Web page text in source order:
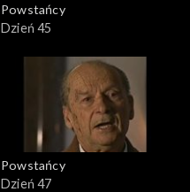
Powstańcy
Dzień 45
Powstańcy
Dzień 47